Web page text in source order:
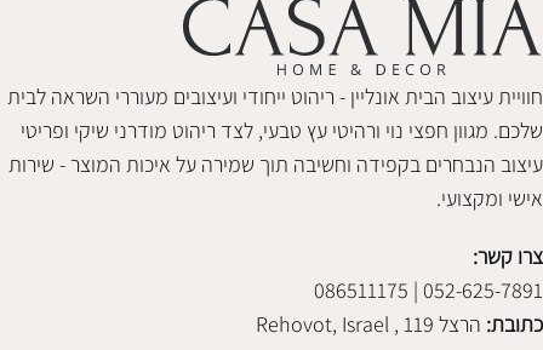
חוויית עיצוב הבית אונליין - ריהוט ייחודי ועיצובים מעוררי השראה לבית
שלכם. מגוון חפצי נוי ורהיטי עץ טבעי, לצד ריהוט מודרני שיקי ופריטי
עיצוב הנבחרים בקפידה וחשיבה תוך שמירה על איכות המוצר - שירות
אישי ומקצועי.
צרו קשר:
052-625-7891 | 086511175
כתובת: הרצל 119 , Rehovot, Israel